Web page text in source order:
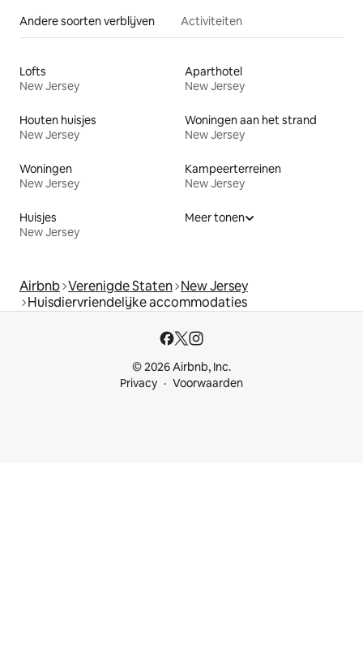
Andere soorten verblijven Activiteiten
Lofts
New Jersey
Aparthotel
New Jersey
Houten huisjes
New Jersey
Woningen aan het strand
New Jersey
Woningen
New Jersey
Kampeerterreinen
New Jersey
Huisjes
New Jersey
Meer tonen
Airbnb Verenigde Staten New Jersey
Huisdiervriendelijke accommodaties
© 2026 Airbnb, Inc.
Privacy
Voorwaarden